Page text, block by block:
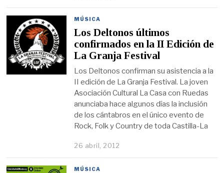
MÚSICA
Los Deltonos últimos
confirmados en la II Edición de
La Granja Festival
Los Deltonos confirman su asistencia a la
II edición de La Granja Festival. La joven
Asociación Cultural La Casa con Ruedas
anunciaba hace algunos días la inclusión
de los cántabros en el único evento de
Rock, Folk y Country de toda Castilla-La
26 abril, 2012
MÚSICA